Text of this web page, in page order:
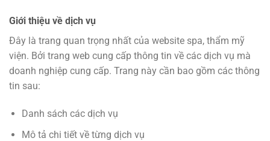
Giới thiệu về dịch vụ
Đây là trang quan trọng nhất của website spa, thẩm mỹ
viện. Bởi trang web cung cấp thông tin về các dịch vụ mà
doanh nghiệp cung cấp. Trang này cần bao gồm các thông
tin sau:
Danh sách các dịch vụ
Mô tả chi tiết về từng dịch vụ